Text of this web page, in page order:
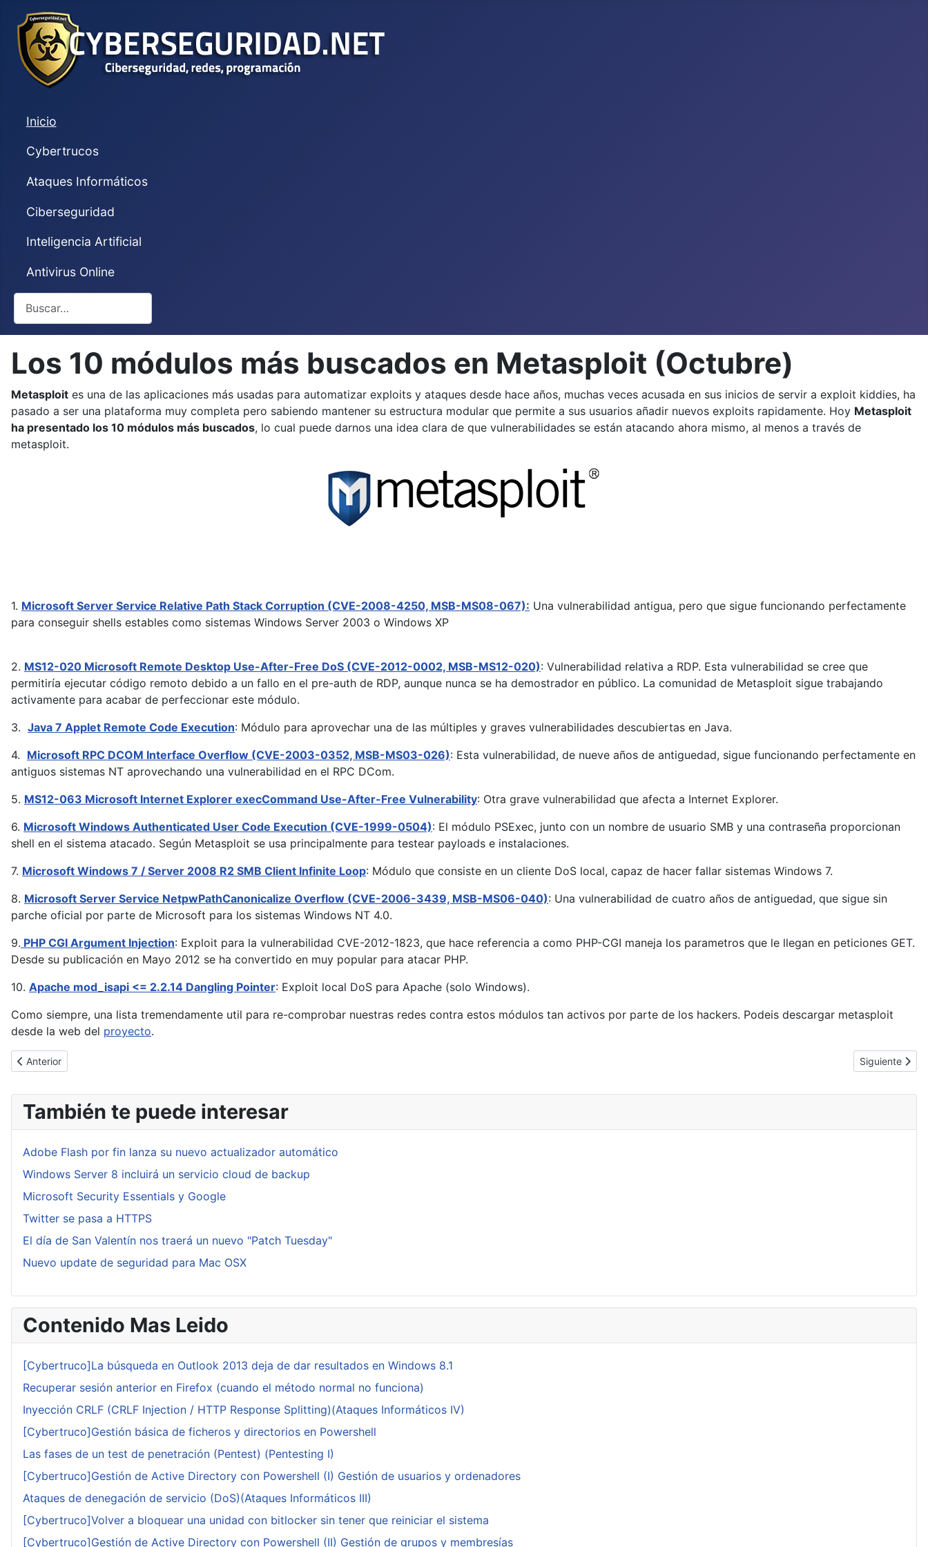
Inicio
Cybertrucos
Ataques Informáticos
Ciberseguridad
Inteligencia Artificial
Antivirus Online
Buscar
Los 10 módulos más buscados en Metasploit (Octubre)
Metasploit es una de las aplicaciones más usadas para automatizar exploits y ataques desde hace años, muchas veces acusada en sus inicios de servir a exploit kiddies, ha
pasado a ser una plataforma muy completa pero sabiendo mantener su estructura modular que permite a sus usuarios añadir nuevos exploits rapidamente. Hoy Metasploit
ha presentado los 10 módulos más buscados, lo cual puede darnos una idea clara de que vulnerabilidades se están atacando ahora mismo, al menos a través de
metasploit.
1. Microsoft Server Service Relative Path Stack Corruption (CVE-2008-4250, MSB-MS08-067): Una vulnerabilidad antigua, pero que sigue funcionando perfectamente
para conseguir shells estables como sistemas Windows Server 2003 o Windows XP
2. MS12-020 Microsoft Remote Desktop Use-After-Free DoS (CVE-2012-0002, MSB-MS12-020): Vulnerabilidad relativa a RDP. Esta vulnerabilidad se cree que
permitiría ejecutar código remoto debido a un fallo en el pre-auth de RDP, aunque nunca se ha demostrador en público. La comunidad de Metasploit sigue trabajando
activamente para acabar de perfeccionar este módulo.
3. Java 7 Applet Remote Code Execution: Módulo para aprovechar una de las múltiples y graves vulnerabilidades descubiertas en Java.
4. Microsoft RPC DCOM Interface Overflow (CVE-2003-0352, MSB-MS03-026): Esta vulnerabilidad, de nueve años de antiguedad, sigue funcionando perfectamente en
antiguos sistemas NT aprovechando una vulnerabilidad en el RPC DCom.
5. MS12-063 Microsoft Internet Explorer execCommand Use-After-Free Vulnerability: Otra grave vulnerabilidad que afecta a Internet Explorer.
6. Microsoft Windows Authenticated User Code Execution (CVE-1999-0504): El módulo PSExec, junto con un nombre de usuario SMB y una contraseña proporcionan
shell en el sistema atacado. Según Metasploit se usa principalmente para testear payloads e instalaciones.
7. Microsoft Windows 7 / Server 2008 R2 SMB Client Infinite Loop: Módulo que consiste en un cliente DoS local, capaz de hacer fallar sistemas Windows 7.
8. Microsoft Server Service NetpwPathCanonicalize Overflow (CVE-2006-3439, MSB-MS06-040): Una vulnerabilidad de cuatro años de antiguedad, que sigue sin
parche oficial por parte de Microsoft para los sistemas Windows NT 4.0.
9. PHP CGI Argument Injection: Exploit para la vulnerabilidad CVE-2012-1823, que hace referencia a como PHP-CGI maneja los parametros que le llegan en peticiones GET.
Desde su publicación en Mayo 2012 se ha convertido en muy popular para atacar PHP.
10. Apache mod_isapi <= 2.2.14 Dangling Pointer: Exploit local DoS para Apache (solo Windows).
Como siempre, una lista tremendamente util para re-comprobar nuestras redes contra estos módulos tan activos por parte de los hackers. Podeis descargar metasploit
desde la web del proyecto.
Artículo anterior: Nueva importante actualización para Adobe Flash Player y Adobe Air
Anterior Artículo
Siguiente
También te puede interesar
Adobe Flash por fin lanza su nuevo actualizador automático
Windows Server 8 incluirá un servicio cloud de backup
Microsoft Security Essentials y Google
Twitter se pasa a HTTPS
El día de San Valentín nos traerá un nuevo "Patch Tuesday"
Nuevo update de seguridad para Mac OSX
Contenido Mas Leido
[Cybertruco]La búsqueda en Outlook 2013 deja de dar resultados en Windows 8.1
Recuperar sesión anterior en Firefox (cuando el método normal no funciona)
Inyección CRLF (CRLF Injection / HTTP Response Splitting)(Ataques Informáticos IV)
[Cybertruco]Gestión básica de ficheros y directorios en Powershell
Las fases de un test de penetración (Pentest) (Pentesting I)
[Cybertruco]Gestión de Active Directory con Powershell (I) Gestión de usuarios y ordenadores
Ataques de denegación de servicio (DoS)(Ataques Informáticos III)
[Cybertruco]Volver a bloquear una unidad con bitlocker sin tener que reiniciar el sistema
[Cybertruco]Gestión de Active Directory con Powershell (II) Gestión de grupos y membresías